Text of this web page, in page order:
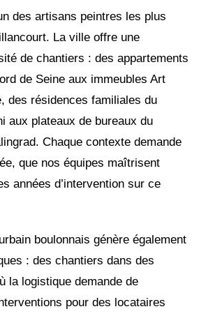
des artisans peintres les plus
La ville offre une
de chantiers : des appartements
de Seine aux immeubles Art
des résidences familiales du
aux plateaux de bureaux du
Chaque contexte demande
que nos équipes maîtrisent
années d’intervention sur ce
boulonnais génère également
: des chantiers dans des
la logistique demande de
pour des locataires